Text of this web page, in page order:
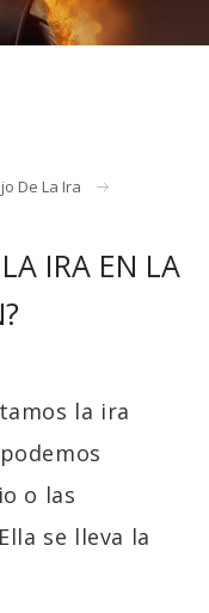
De La Ira
IRA EN LA
la ira
o las
se lleva la